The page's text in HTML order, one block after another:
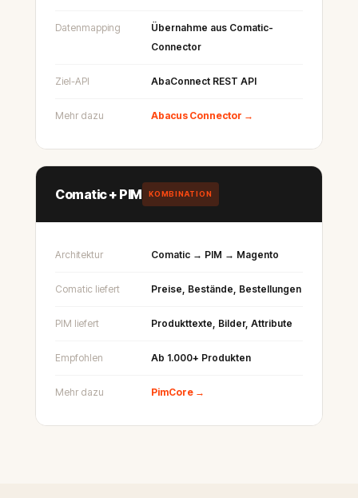
Datenmapping
Übernahme aus Comatic-
Connector
Ziel-API AbaConnect REST API
Mehr dazu Abacus Connector →
Comatic + PIM KOMBINATION
Architektur Comatic → PIM → Magento
Comatic liefert Preise, Bestände, Bestellungen
PIM liefert Produkttexte, Bilder, Attribute
Empfohlen Ab 1.000+ Produkten
Mehr dazu PimCore →